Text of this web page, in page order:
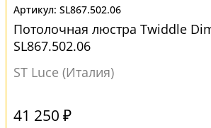
SL867.502.06
Потолочная люстра Twiddle
SL867.502.06
ST Luce (Италия)
41 250 ₽